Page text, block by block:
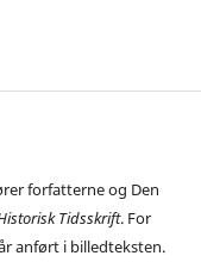
forfatterne og Den
Tidsskrift. For
anført i billedteksten.